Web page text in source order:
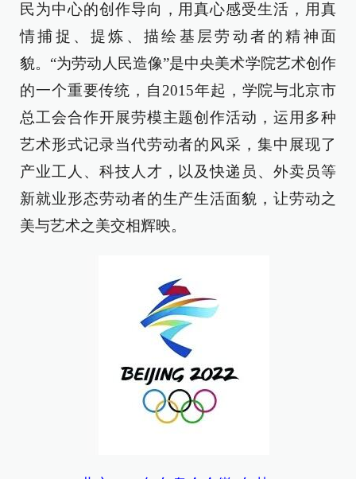
民为中心的创作导向，用真心感受生活，用真
情捕捉、提炼、描绘基层劳动者的精神面
貌。“为劳动人民造像”是中央美术学院艺术创作
的一个重要传统，自2015年起，学院与北京市
总工会合作开展劳模主题创作活动，运用多种
艺术形式记录当代劳动者的风采，集中展现了
产业工人、科技人才，以及快递员、外卖员等
新就业形态劳动者的生产生活面貌，让劳动之
美与艺术之美交相辉映。